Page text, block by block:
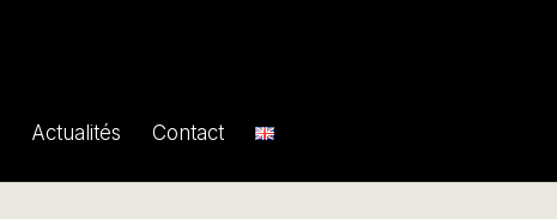
Actualités Contact